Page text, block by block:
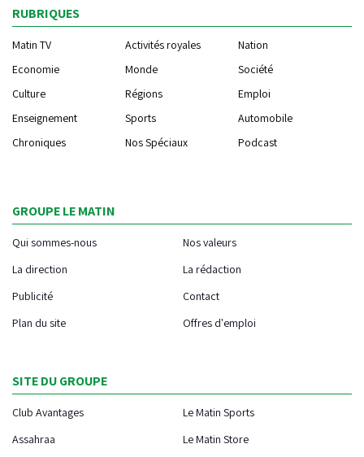
RUBRIQUES
Matin TV Activités royales
Nation
Economie
Monde
Société
Culture
Régions
Emploi
Enseignement
Sports
Automobile
Chroniques
Nos Spéciaux Podcast
GROUPE LE MATIN
Qui sommes-nous
Nos valeurs
La direction
La rédaction
Publicité
Contact
Plan du site
Offres d'emploi
SITE DU GROUPE
Club Avantages
Le Matin Sports
Assahraa
Le Matin Store